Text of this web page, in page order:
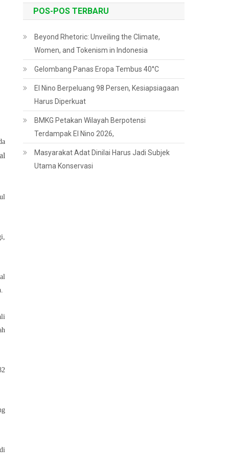
POS-POS TERBARU
Beyond Rhetoric: Unveiling the Climate,
Women, and Tokenism in Indonesia
Gelombang Panas Eropa Tembus 40°C
El Nino Berpeluang 98 Persen, Kesiapsiagaan
Harus Diperkuat
BMKG Petakan Wilayah Berpotensi
Terdampak El Nino 2026,
Masyarakat Adat Dinilai Harus Jadi Subjek
Utama Konservasi